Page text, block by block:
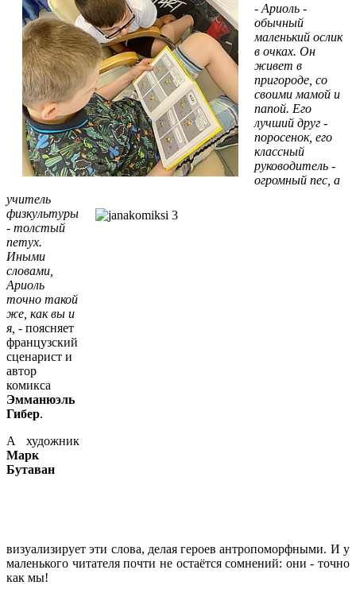
- Ариоль -
обычный
маленький ослик
в очках. Он
живет в
пригороде, со
своими мамой и
папой. Его
лучший друг -
поросенок, его
классный
руководитель -
огромный пес, а
учитель
физкультуры
- толстый
петух.
Иными
словами,
Ариоль
точно такой
же, как вы и
я, - поясняет
французский
сценарист и
автор
комикса
Эмманюэль
Гибер.
А художник
Марк
Бутаван
визуализирует эти слова, делая героев антропоморфными. И у
маленького читателя почти не остаётся сомнений: они - точно
как мы!